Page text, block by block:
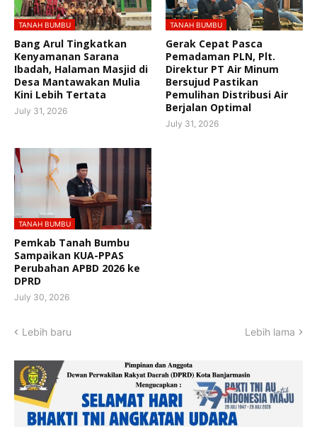
TANAH BUMBU
Bang Arul Tingkatkan
Kenyamanan Sarana
Ibadah, Halaman Masjid di
Desa Mantawakan Mulia
Kini Lebih Tertata
July 31, 2026
TANAH BUMBU
Gerak Cepat Pasca
Pemadaman PLN, Plt.
Direktur PT Air Minum
Bersujud Pastikan
Pemulihan Distribusi Air
Berjalan Optimal
July 31, 2026
TANAH BUMBU
Pemkab Tanah Bumbu
Sampaikan KUA-PPAS
Perubahan APBD 2026 ke
DPRD
July 30, 2026
Lebih baru Lebih lama